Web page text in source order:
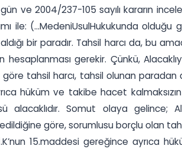
ve 2004/237-105 sayılı kararın
ile: (...MedeniUsulHukukunda
bir paradır. Tahsil harcı da, bu
gerekir. Çünkü,
tahsil harcı, tahsil olunan paradan
hüküm ve takibe hacet
Somut olaya gelince;
göre, sorumlusu borçlu olan
15.maddesi gereğince ayrıca